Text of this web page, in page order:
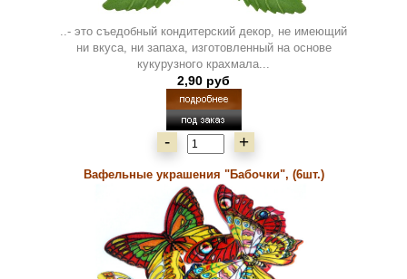
..- это съедобный кондитерский декор, не имеющий
ни вкуса, ни запаха, изготовленный на основе
кукурузного крахмала...
2,90 руб
- +
Вафельные украшения "Бабочки", (6шт.)